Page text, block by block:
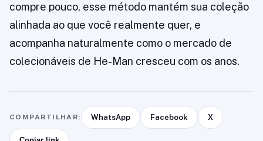
compre pouco, esse método mantém sua coleção
alinhada ao que você realmente quer, e
acompanha naturalmente como o mercado de
colecionáveis de He-Man cresceu com os anos.
COMPARTILHAR: WhatsApp Facebook X